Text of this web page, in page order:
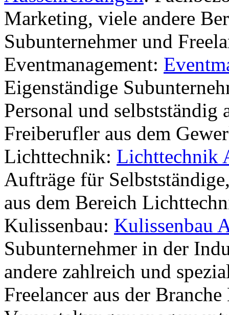
Marketing, viele andere
Subunternehmer und
Eventmanagement:
Eigenständige
Personal und selbstständig
Freiberufler aus dem
Lichttechnik: Lichttechnik
Aufträge für
aus dem Bereich
Kulissenbau: Kulissenbau
Subunternehmer in der
andere zahlreich und
Freelancer aus der